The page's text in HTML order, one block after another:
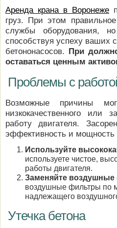
Аренда крана в Воронеже
груз. При этом
службы оборудования,
способствуя успеху ваших
бетононасосов. При
оставаться ценным
Проблемы с
Возможные причины
низкокачественного или
работу двигателя.
эффективность и мощность
Используйте
используете чистое,
работы двигателя.
Заменяйте
воздушные фильтры по
надлежащего
Утечка бетона